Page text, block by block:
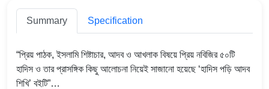
Summary Specification
“প্রিয় পাঠক, ইসলামি শিষ্টাচার, আদব ও আখলাক বিষয়ে প্রিয় নবিজির ৫০টি
হাদিস ও তার প্রাসঙ্গিক কিছু আলোচনা নিয়েই সাজানো হয়েছে ‘হাদিস পড়ি আদব
শিখি’ বইটি”…